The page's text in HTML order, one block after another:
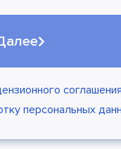
соглашения
персональных